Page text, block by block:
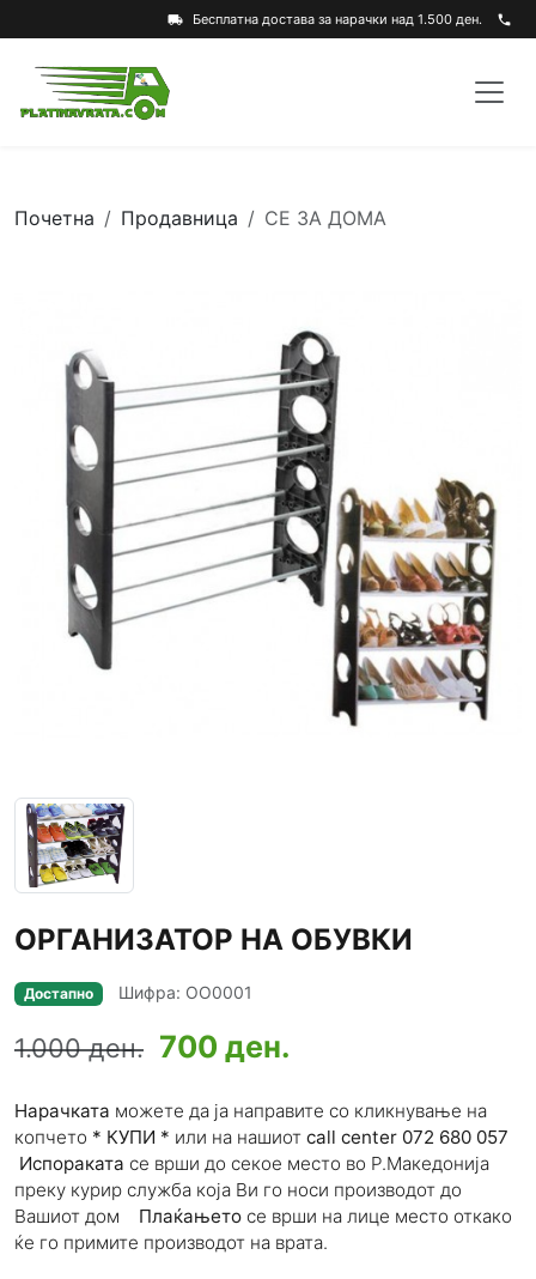
local_shipping Бесплатна достава за нарачки над 1.500 ден. phone
Почетна Продавница СЕ ЗА ДОМА
ОРГАНИЗАТОР НА ОБУВКИ
Достапно Шифра: ОО0001
1.000 ден. 700 ден.
Нарачката можете да ја направите со кликнување на
копчето * КУПИ * или на нашиот call center 072 680 057
Испораката се врши до секое место во Р.Македонија
преку курир служба која Ви го носи производот до
Вашиот дом
Плаќањето се врши на лице место откако
ќе го примите производот на врата.